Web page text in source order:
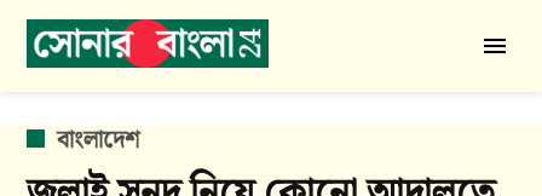
Skip
বাংলা
24
POSTED
বাংলাদেশ